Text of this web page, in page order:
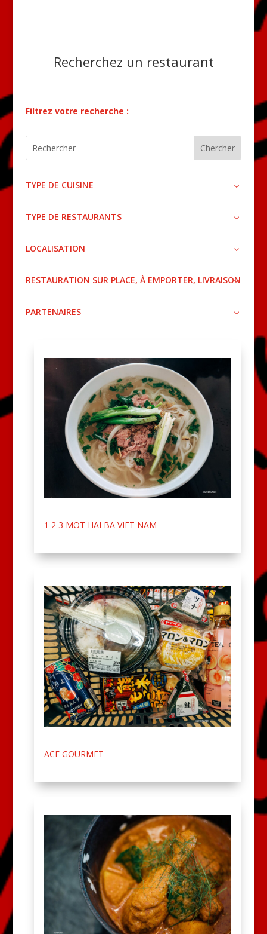
Recherchez un restaurant
Filtrez votre recherche :
TYPE DE CUISINE
TYPE DE RESTAURANTS
LOCALISATION
RESTAURATION SUR PLACE, À EMPORTER, LIVRAISON
PARTENAIRES
1 2 3 MOT HAI BA VIET NAM
ACE GOURMET